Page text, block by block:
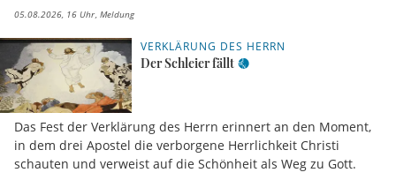
05.08.2026, 16 Uhr Meldung
VERKLÄRUNG DES HERRN
Der Schleier fällt
Das Fest der Verklärung des Herrn erinnert an den Moment,
in dem drei Apostel die verborgene Herrlichkeit Christi
schauten und verweist auf die Schönheit als Weg zu Gott.